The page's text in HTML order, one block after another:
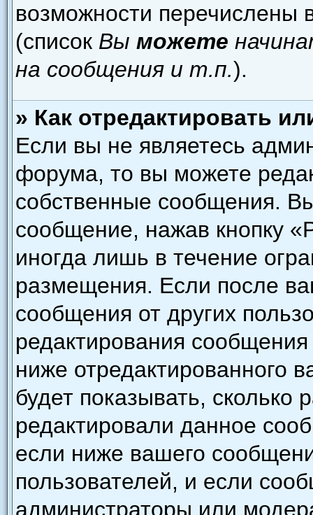
возможности перечислены
(список Вы можете
на сообщения и т.п.).
» Как отредактировать
Если вы не являетесь
форума, то вы можете
собственные сообщения.
сообщение, нажав кнопку
иногда лишь в течение
размещения. Если после
сообщения от других
редактирования
ниже отредактированного
будет показывать, сколько
редактировали данное
если ниже вашего
пользователей, и если
администраторы или